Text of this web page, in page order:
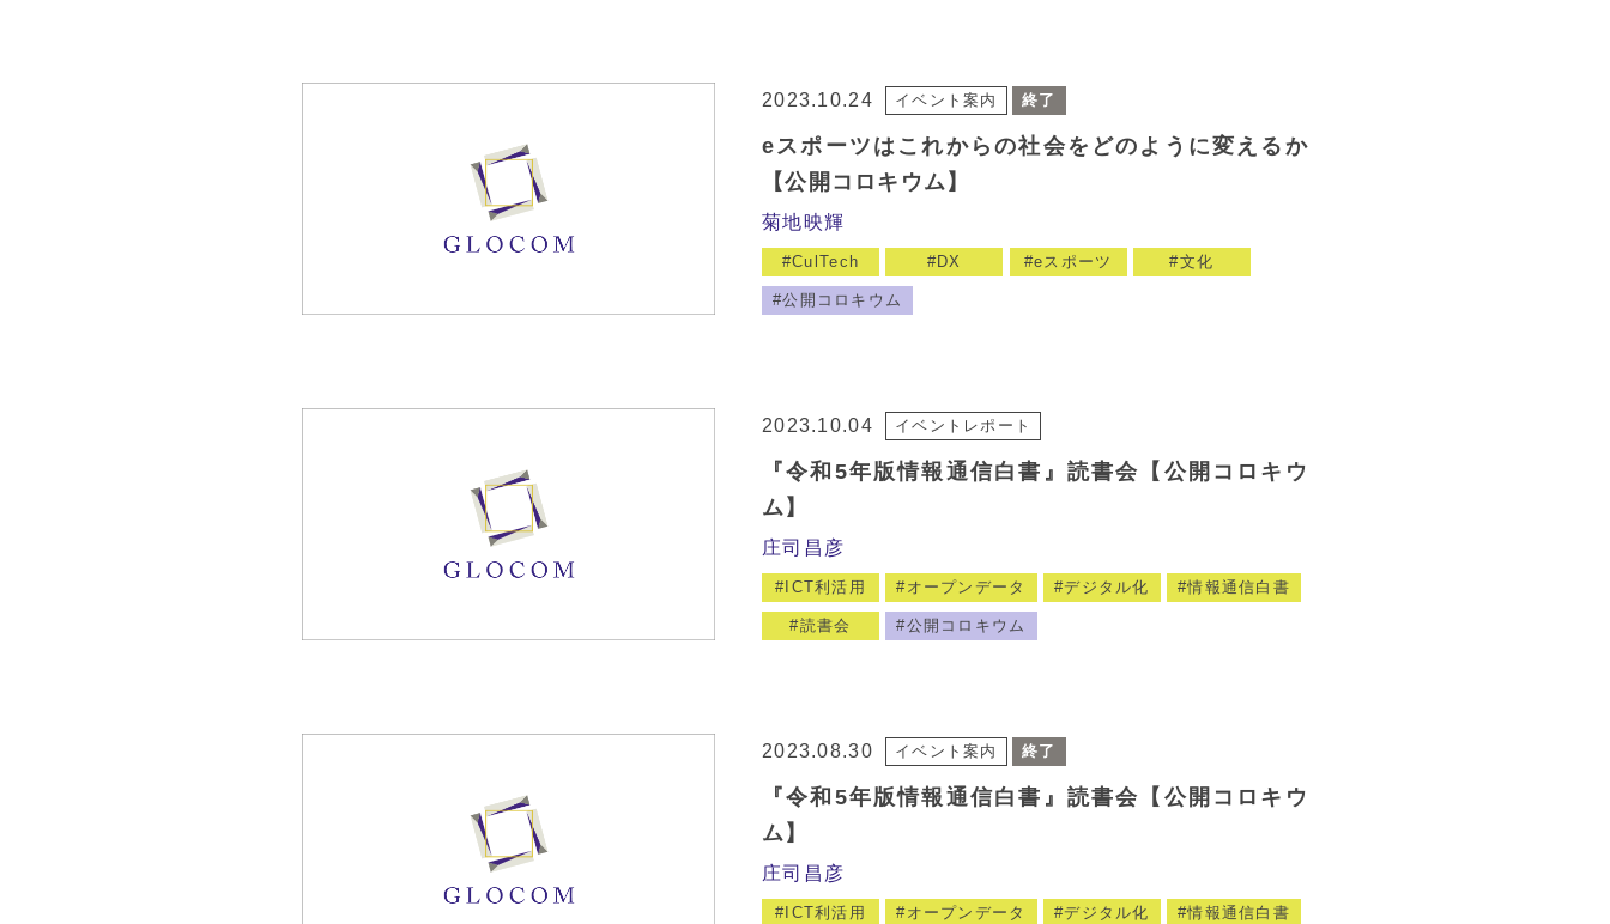
2023.10.24 イベント案内 終了
eスポーツはこれからの社会をどのように変えるか
【公開コロキウム】
菊地映輝
CulTech DX eスポーツ 文化
公開コロキウム
2023.10.04 イベントレポート
『令和5年版情報通信白書』読書会【公開コロキウ
ム】
庄司昌彦
ICT利活用 オープンデータ デジタル化 情報通信白書
読書会 公開コロキウム
2023.08.30 イベント案内 終了
『令和5年版情報通信白書』読書会【公開コロキウ
ム】
庄司昌彦
ICT利活用 オープンデータ デジタル化 情報通信白書